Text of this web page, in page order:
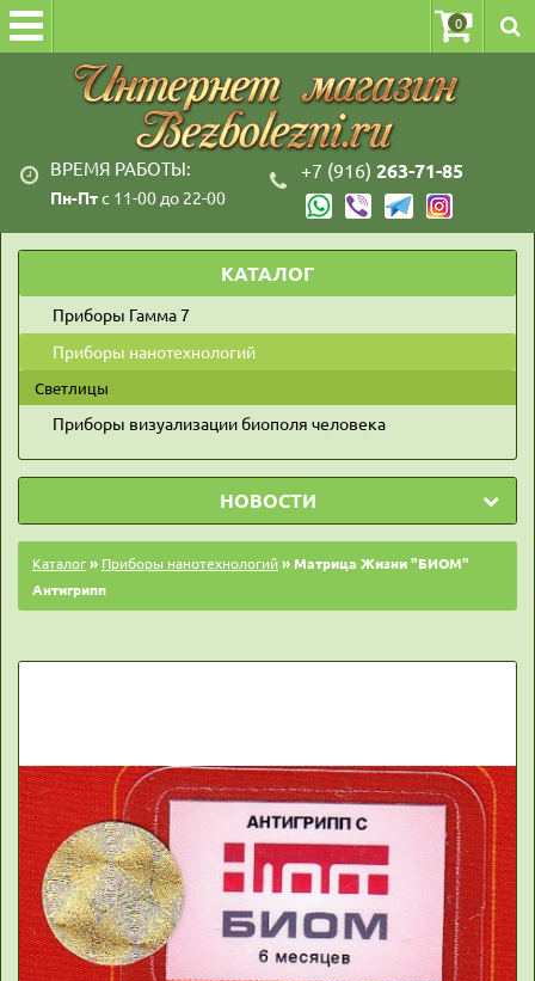
0
ВРЕМЯ РАБОТЫ:
Пн-Птс 11-00 до 22-00
+7 (916) 263-71-85
КАТАЛОГ
Приборы Гамма 7
Приборы нанотехнологий
Светлицы
Приборы визуализации биополя человека
НОВОСТИ
Каталог» Приборы нанотехнологий» Матрица Жизни "БИОМ"
Антигрипп